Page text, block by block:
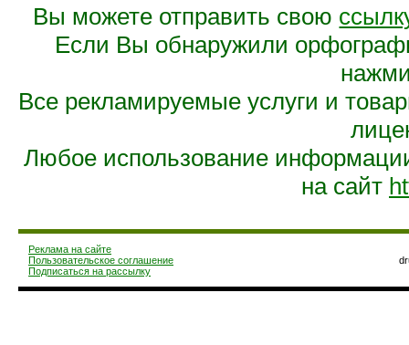
Вы можете отправить свою
Если Вы обнаружили
Все рекламируемые услуги и
Любое использование
на сайт
Реклама на сайте
Пользовательское соглашение
Подписаться на рассылку